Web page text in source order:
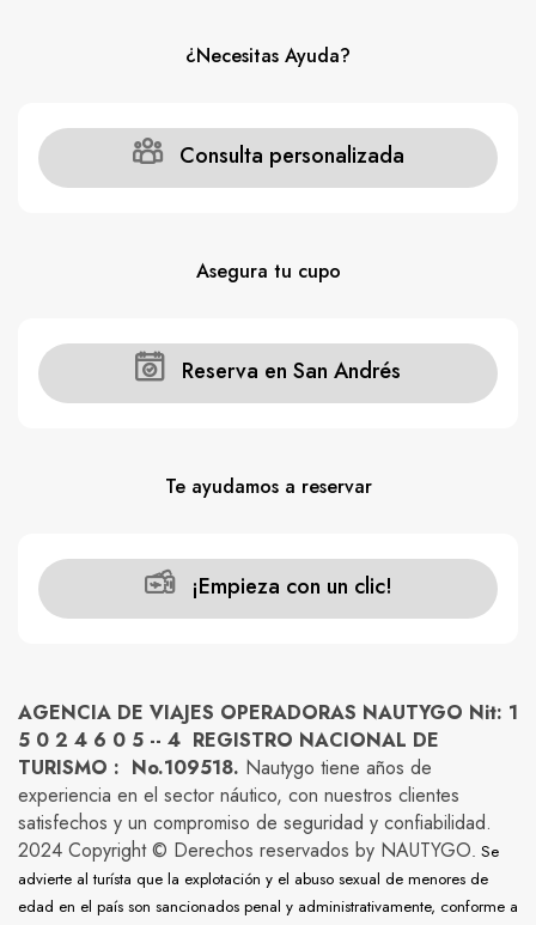
¿Necesitas Ayuda?
Consulta personalizada
Asegura tu cupo
Reserva en San Andrés
Te ayudamos a reservar
¡Empieza con un clic!
AGENCIA DE VIAJES OPERADORAS NAUTYGO Nit: 1
5 0 2 4 6 0 5 -- 4 REGISTRO NACIONAL DE
TURISMO : No.109518. Nautygo tiene años de
experiencia en el sector náutico, con nuestros clientes
satisfechos y un compromiso de seguridad y confiabilidad.
2024 Copyright © Derechos reservados by NAUTYGO. Se
advierte al turísta que la explotación y el abuso sexual de menores de
edad en el país son sancionados penal y administrativamente, conforme a